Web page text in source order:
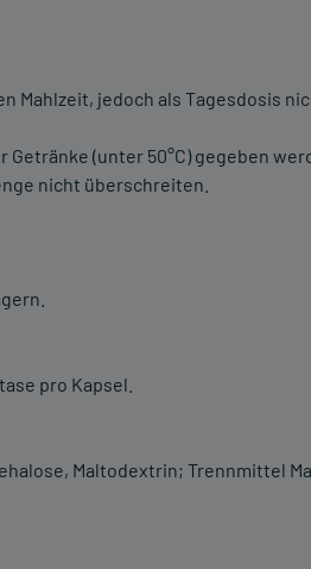
Mahlzeit, jedoch als Tagesdosis
(unter 50°C) gegeben
nicht überschreiten.
pro Kapsel.
Maltodextrin; Trennmittel